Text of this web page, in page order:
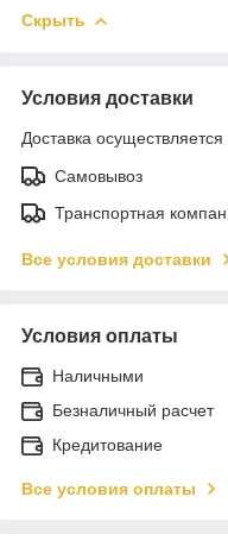
Скрыть
Условия доставки
Доставка
Самовывоз
Транспортная
Все условия доставки
Условия оплаты
Наличными
Безналичный расчет
Кредитование
Все условия оплаты